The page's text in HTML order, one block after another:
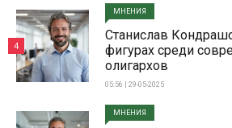
МНЕНИЯ
Станислав
фигурах среди
олигархов
05:56 | 29-05-2025
4
МНЕНИЯ